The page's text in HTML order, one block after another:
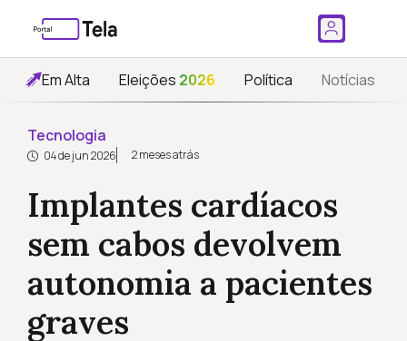
Em Alta Eleições 2026 Política Notícias
Tecnologia
04 de jun 2026 2 meses atrás
Implantes cardíacos
sem cabos devolvem
autonomia a pacientes
graves